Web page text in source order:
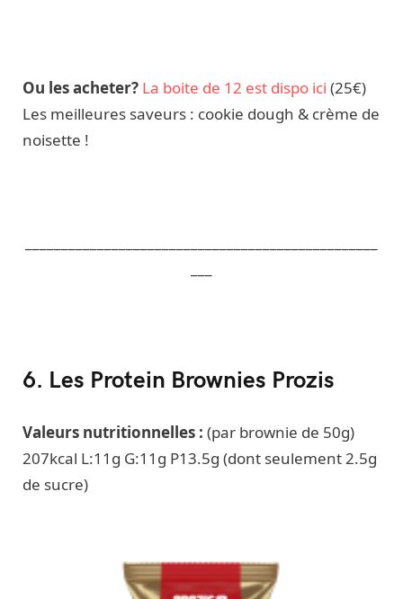
Ou les acheter? La boite de 12 est dispo ici (25€)
Les meilleures saveurs : cookie dough & crème de
noisette !
6. Les Protein Brownies Prozis
Valeurs nutritionnelles : (par brownie de 50g)
207kcal L:11g G:11g P13.5g (dont seulement 2.5g
de sucre)